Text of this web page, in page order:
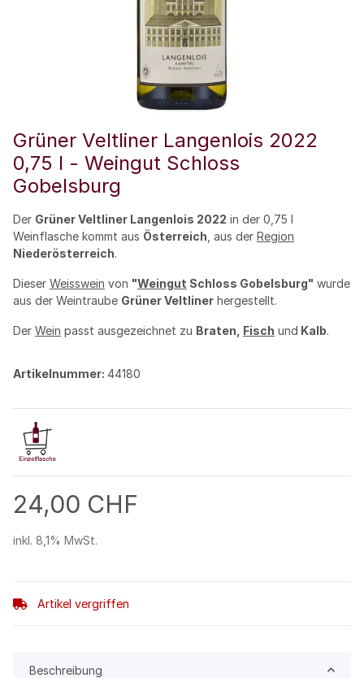
Grüner Veltliner Langenlois 2022
0,75 l - Weingut Schloss
Gobelsburg
Der Grüner Veltliner Langenlois 2022 in der 0,75 l
Weinflasche kommt aus Österreich , aus der Region
Niederösterreich.
Dieser Weisswein von "Weingut Schloss Gobelsburg" wurde
aus der Weintraube Grüner Veltliner hergestellt.
Der Wein passt ausgezeichnet zu Braten, Fisch und Kalb.
Artikelnummer: 44180
24,00 CHF
inkl. 8,1% MwSt.
Artikel vergriffen
Beschreibung